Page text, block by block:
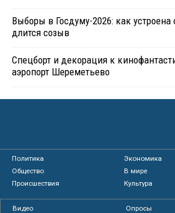
Выборы в Госдуму-2026: как устроена
длится созыв
Спецборт и декорация к
аэропорт Шереметьево
Политика
Экономика
Общество
В мире
Происшествия
Культура
Видео
Опросы